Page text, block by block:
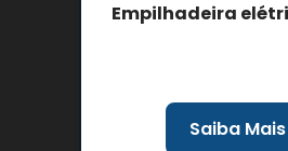
Empilhadeira
Saiba Mais